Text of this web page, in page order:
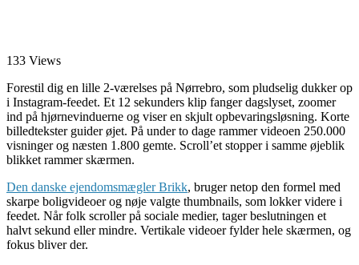
133 Views
Forestil dig en lille 2-værelses på Nørrebro, som pludselig dukker op
i Instagram-feedet. Et 12 sekunders klip fanger dagslyset, zoomer
ind på hjørnevinduerne og viser en skjult opbevaringsløsning. Korte
billedtekster guider øjet. På under to dage rammer videoen 250.000
visninger og næsten 1.800 gemte. Scroll’et stopper i samme øjeblik
blikket rammer skærmen.
Den danske ejendomsmægler Brikk, bruger netop den formel med
skarpe boligvideoer og nøje valgte thumbnails, som lokker videre i
feedet. Når folk scroller på sociale medier, tager beslutningen et
halvt sekund eller mindre. Vertikale videoer fylder hele skærmen, og
fokus bliver der.